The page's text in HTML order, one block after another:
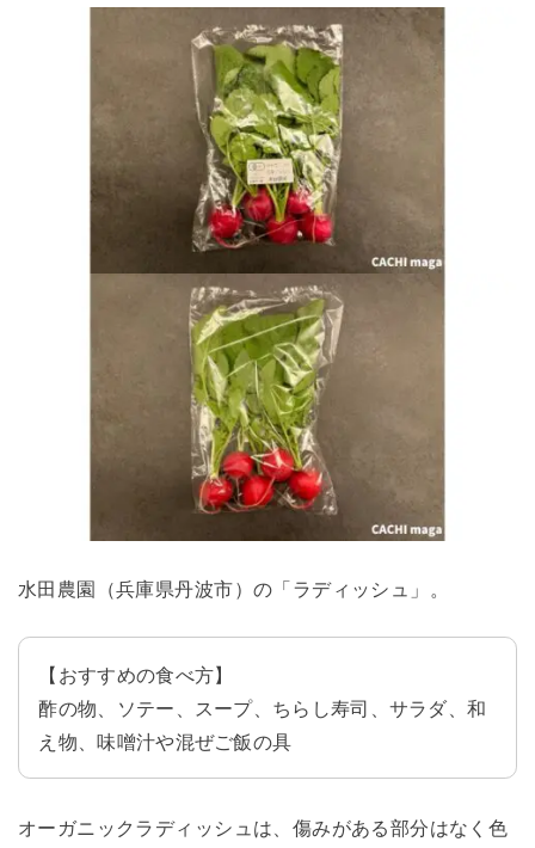
水田農園（兵庫県丹波市）の「ラディッシュ」。
【おすすめの食べ方】
酢の物、ソテー、スープ、ちらし寿司、サラダ、和
え物、味噌汁や混ぜご飯の具
オーガニックラディッシュは、傷みがある部分はなく色